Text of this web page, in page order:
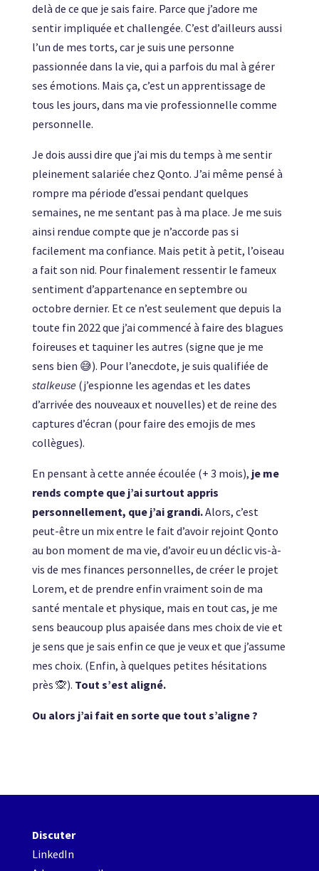
delà de ce que je sais faire. Parce que j’adore me
sentir impliquée et challengée. C’est d’ailleurs aussi
l’un de mes torts, car je suis une personne
passionnée dans la vie, qui a parfois du mal à gérer
ses émotions. Mais ça, c’est un apprentissage de
tous les jours, dans ma vie professionnelle comme
personnelle.
Je dois aussi dire que j’ai mis du temps à me sentir
pleinement salariée chez Qonto. J’ai même pensé à
rompre ma période d’essai pendant quelques
semaines, ne me sentant pas à ma place. Je me suis
ainsi rendue compte que je n’accorde pas si
facilement ma confiance. Mais petit à petit, l’oiseau
a fait son nid. Pour finalement ressentir le fameux
sentiment d’appartenance en septembre ou
octobre dernier. Et ce n’est seulement que depuis la
toute fin 2022 que j’ai commencé à faire des blagues
foireuses et taquiner les autres (signe que je me
sens bien 😅). Pour l’anecdote, je suis qualifiée de
stalkeuse(j’espionne les agendas et les dates
d’arrivée des nouveaux et nouvelles) et de reine des
captures d’écran (pour faire des emojis de mes
collègues).
En pensant à cette année écoulée (+ 3 mois), je me
rends compte que j’ai surtout appris
personnellement, que j’ai grandi.Alors, c’est
peut-être un mix entre le fait d’avoir rejoint Qonto
au bon moment de ma vie, d’avoir eu un déclic vis-à-
vis de mes finances personnelles, de créer le projet
Lorem, et de prendre enfin vraiment soin de ma
santé mentale et physique, mais en tout cas, je me
sens beaucoup plus apaisée dans mes choix de vie et
je sens que je sais enfin ce que je veux et que j’assume
mes choix. (Enfin, à quelques petites hésitations
près 🙊). Tout s’est aligné.
Ou alors j’ai fait en sorte que tout s’aligne ?
Discuter
LinkedIn